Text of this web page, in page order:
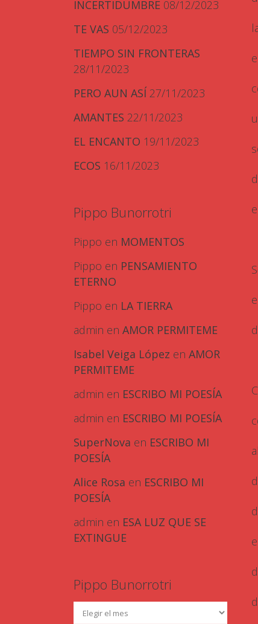
INCERTIDUMBRE 08/12/2023
TE VAS 05/12/2023
TIEMPO SIN FRONTERAS
28/11/2023
PERO AUN ASÍ 27/11/2023
AMANTES 22/11/2023
EL ENCANTO 19/11/2023
ECOS 16/11/2023
Pippo Bunorrotri
Pippo en MOMENTOS
Pippo en PENSAMIENTO
ETERNO
Pippo en LA TIERRA
admin en AMOR PERMITEME
Isabel Veiga López en AMOR
PERMITEME
admin en ESCRIBO MI POESÍA
admin en ESCRIBO MI POESÍA
SuperNova en ESCRIBO MI
POESÍA
Alice Rosa en ESCRIBO MI
POESÍA
admin en ESA LUZ QUE SE
EXTINGUE
Pippo Bunorrotri